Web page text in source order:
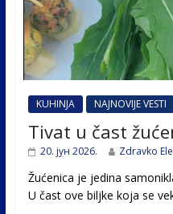
KUHINJA NAJNOVIJE VESTI
Tivat u čast
20. јун 2026. Zdravko
Žućenica je jedina
U čast ovе biljke koja se